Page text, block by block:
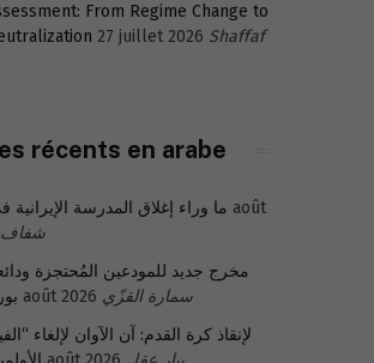
From Regime Change to
27 juillet 2026 Shaffaf
récents en arabe
ما وراء إغلاق المدرسة
مخرج جديد للمودعين المُحتجزة
5 août 2026 سمارة القزّي
لإنقاذ كرة القدم: آن الآوان لإلغاء